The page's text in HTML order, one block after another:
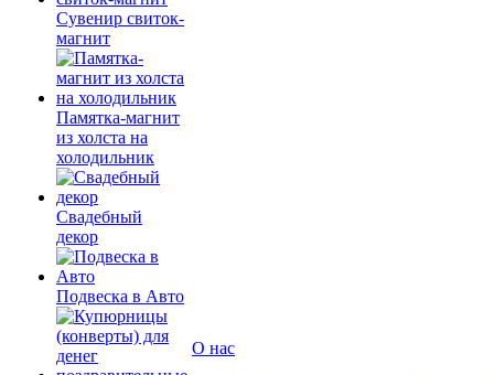
Сувенир свиток-
магнит
Памятка-магнит
из холста на
холодильник
Свадебный
декор
Подвеска в Авто
О нас